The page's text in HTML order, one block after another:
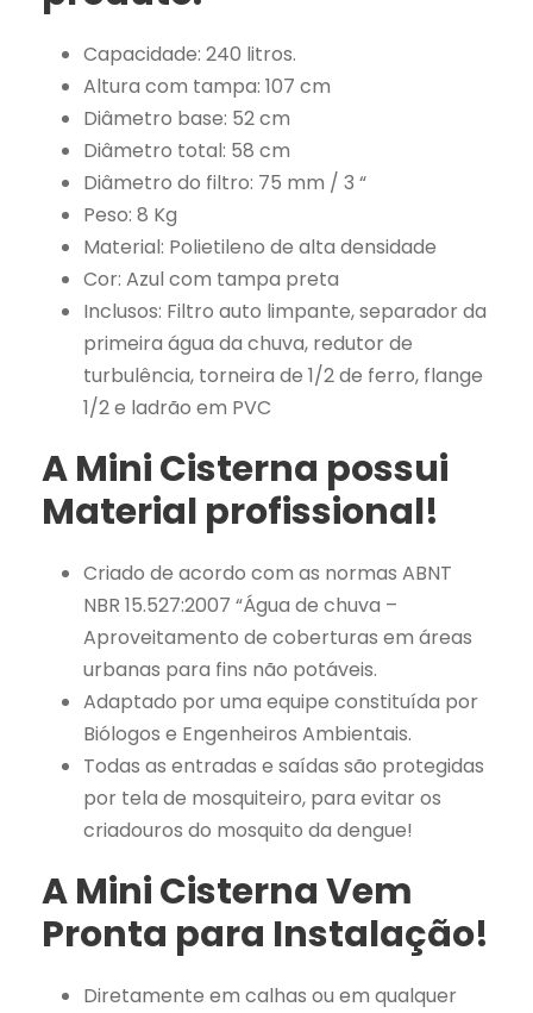
/
a
/
C
d
a
d
Capacidade: 240 litros.
Altura com tampa: 107 cm
Diâmetro base: 52 cm
Diâmetro total: 58 cm
Diâmetro do filtro: 75 mm / 3 “
Peso: 8 Kg
Material: Polietileno de alta densidade
Cor: Azul com tampa preta
Inclusos: Filtro auto limpante, separador da
primeira água da chuva, redutor de
turbulência, torneira de 1/2 de ferro, flange
1/2 e ladrão em PVC
A Mini Cisterna possui
Material profissional!
Criado de acordo com as normas ABNT
NBR 15.527:2007 “Água de chuva –
Aproveitamento de coberturas em áreas
urbanas para fins não potáveis.
Adaptado por uma equipe constituída por
Biólogos e Engenheiros Ambientais.
Todas as entradas e saídas são protegidas
por tela de mosquiteiro, para evitar os
criadouros do mosquito da dengue!
A Mini Cisterna Vem
Pronta para Instalação!
Diretamente em calhas ou em qualquer